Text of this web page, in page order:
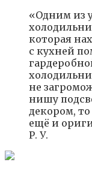
«Одним из
которая
с кухней
не
нишу
декором,
ещё и
Р. У.